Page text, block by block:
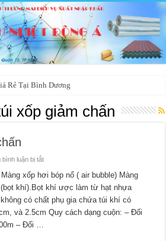
Rẻ Tại Bình Dương
xốp giảm chấn
bình luận bị tắtở
hơi
giảm
chấn
xốp hơi bóp nổ ( air bubble) Màng
khí).Bọt khí ược làm từ hạt nhựa
có chất phụ gia chứa túi khí có
và 2.5cm Quy cách dạng cuộn: – Đối
– Đối …